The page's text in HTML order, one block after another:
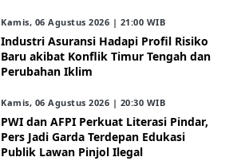
Kamis, 06 Agustus 2026 | 21:00 WIB
Industri Asuransi Hadapi Profil Risiko
Baru akibat Konflik Timur Tengah dan
Perubahan Iklim
Kamis, 06 Agustus 2026 | 20:30 WIB
PWI dan AFPI Perkuat Literasi Pindar,
Pers Jadi Garda Terdepan Edukasi
Publik Lawan Pinjol Ilegal